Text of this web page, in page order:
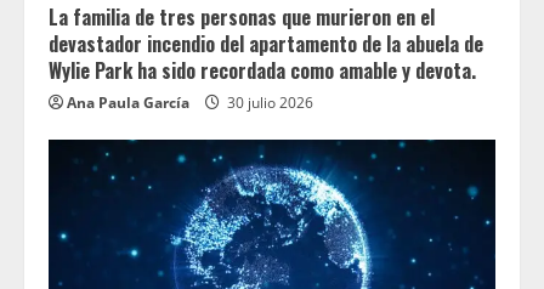
La familia de tres personas que murieron en el
devastador incendio del apartamento de la abuela de
Wylie Park ha sido recordada como amable y devota.
Ana Paula García 30 julio 2026